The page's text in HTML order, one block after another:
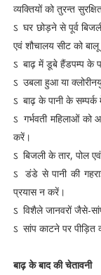
व्यक्तियों को तुरन्त
ऽ घर छोड़ने से पूर्व
एवं शौचालय सीट को
ऽ बाढ़ में डूबे हैंडपम्प के
ऽ उबला हुआ या
ऽ बाढ़ के पानी के
ऽ गर्भवती महिलाओं को
करें।
ऽ बिजली के तार, पोल
ऽ डंडे से पानी की
प्रयास न करें।
ऽ विशैले जानवरों जैसे-
ऽ सांप काटने पर पीड़ित
बाढ़ के बाद की चेतावनी